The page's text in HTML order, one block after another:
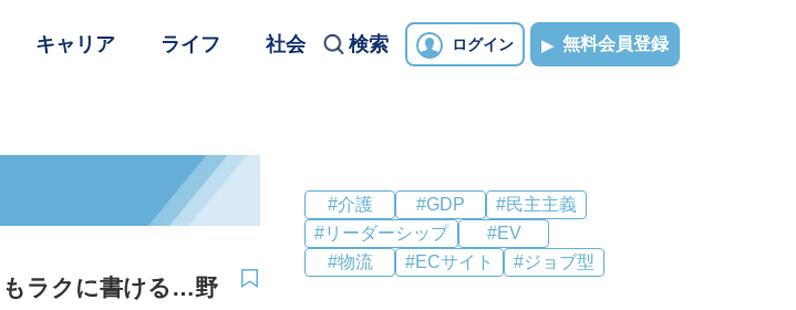
キャリア ライフ 社会 検索 ログイン 無料会員登録
もラクに書ける…野
#介護 #GDP
#民主主義
#リーダーシップ
#EV
#物流
#ECサイト #ジョブ型